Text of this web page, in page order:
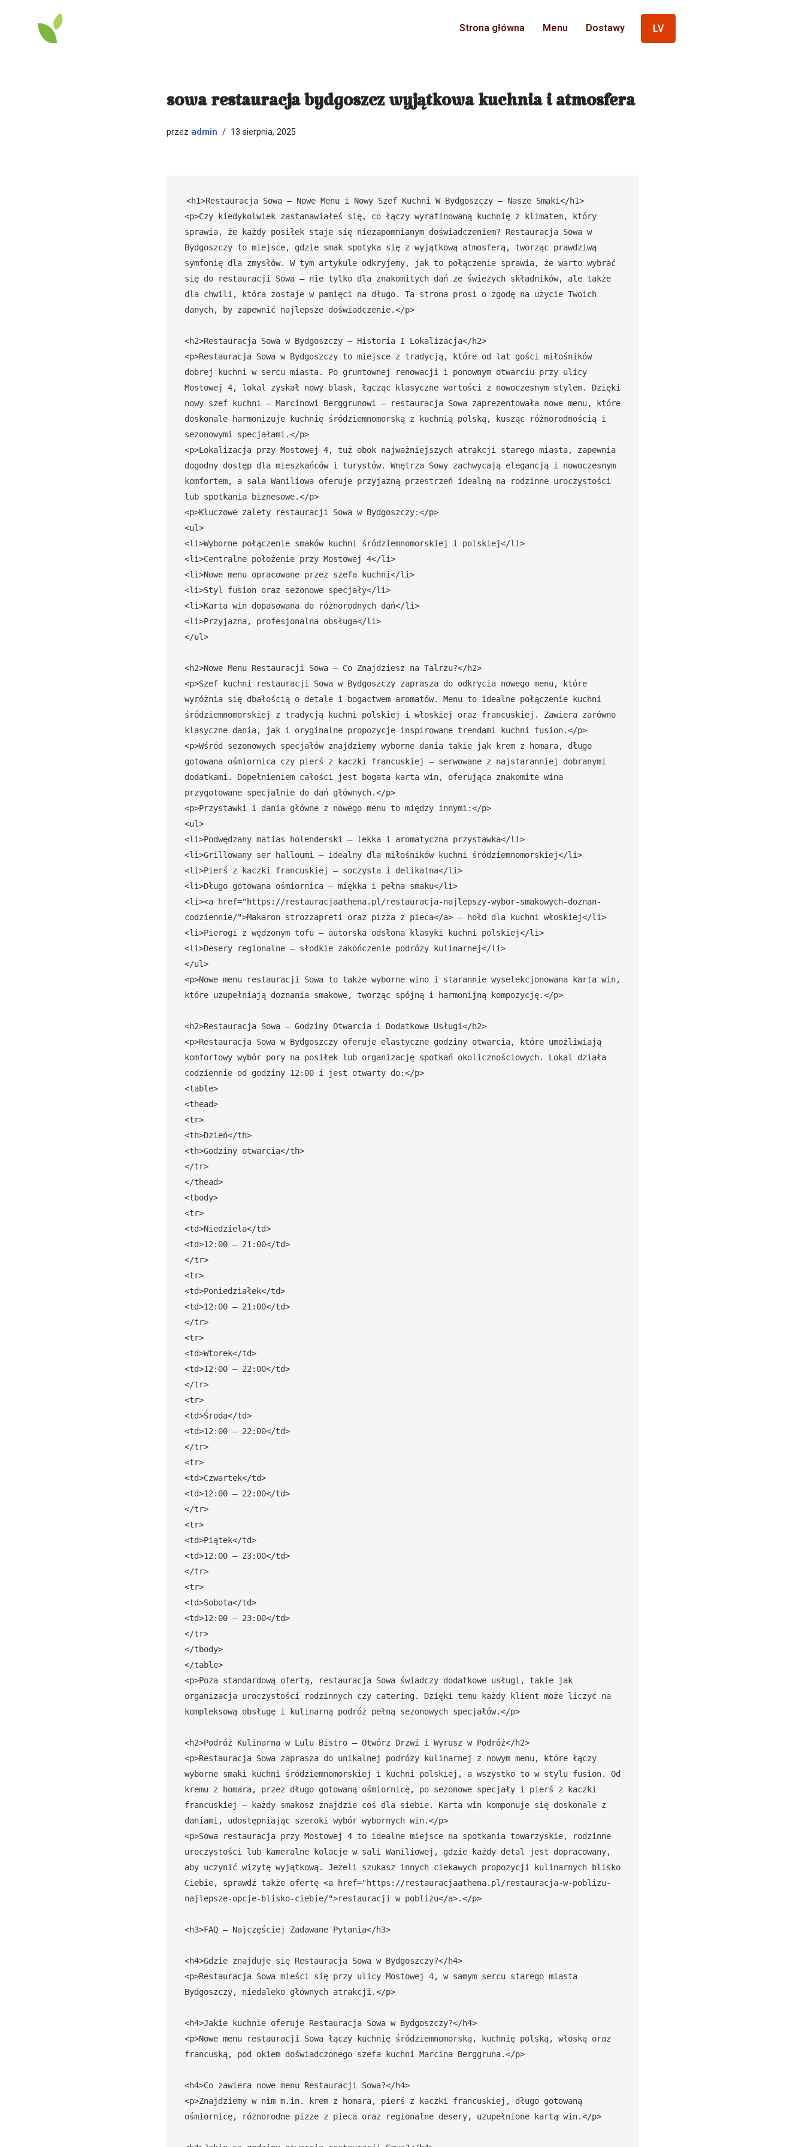
Przejdź
Strona główna Menu Dostawy LV
sowa restauracja bydgoszcz wyjątkowa kuchnia i atmosfera
przez admin 13 sierpnia, 2025
<h1>Restauracja Sowa – Nowe Menu i Nowy Szef Kuchni W Bydgoszczy – Nasze Smaki</h1>
<p>Czy kiedykolwiek zastanawiałeś się, co łączy wyrafinowaną kuchnię z klimatem, który
sprawia, że każdy posiłek staje się niezapomnianym doświadczeniem? Restauracja Sowa w
Bydgoszczy to miejsce, gdzie smak spotyka się z wyjątkową atmosferą, tworząc prawdziwą
symfonię dla zmysłów. W tym artykule odkryjemy, jak to połączenie sprawia, że warto wybrać
się do restauracji Sowa – nie tylko dla znakomitych dań ze świeżych składników, ale także
dla chwili, która zostaje w pamięci na długo. Ta strona prosi o zgodę na użycie Twoich
danych, by zapewnić najlepsze doświadczenie.</p>
<h2>Restauracja Sowa w Bydgoszczy – Historia I Lokalizacja</h2>
<p>Restauracja Sowa w Bydgoszczy to miejsce z tradycją, które od lat gości miłośników
dobrej kuchni w sercu miasta. Po gruntownej renowacji i ponownym otwarciu przy ulicy
Mostowej 4, lokal zyskał nowy blask, łącząc klasyczne wartości z nowoczesnym stylem. Dzięki
nowy szef kuchni – Marcinowi Berggrunowi – restauracja Sowa zaprezentowała nowe menu, które
doskonale harmonizuje kuchnię śródziemnomorską z kuchnią polską, kusząc różnorodnością i
sezonowymi specjałami.</p>
<p>Lokalizacja przy Mostowej 4, tuż obok najważniejszych atrakcji starego miasta, zapewnia
dogodny dostęp dla mieszkańców i turystów. Wnętrza Sowy zachwycają elegancją i nowoczesnym
komfortem, a sala Waniliowa oferuje przyjazną przestrzeń idealną na rodzinne uroczystości
lub spotkania biznesowe.</p>
<p>Kluczowe zalety restauracji Sowa w Bydgoszczy:</p>
<ul>
<li>Wyborne połączenie smaków kuchni śródziemnomorskiej i polskiej</li>
<li>Centralne położenie przy Mostowej 4</li>
<li>Nowe menu opracowane przez szefa kuchni</li>
<li>Styl fusion oraz sezonowe specjały</li>
<li>Karta win dopasowana do różnorodnych dań</li>
<li>Przyjazna, profesjonalna obsługa</li>
</ul>
<h2>Nowe Menu Restauracji Sowa – Co Znajdziesz na Talrzu?</h2>
<p>Szef kuchni restauracji Sowa w Bydgoszczy zaprasza do odkrycia nowego menu, które
wyróżnia się dbałością o detale i bogactwem aromatów. Menu to idealne połączenie kuchni
śródziemnomorskiej z tradycją kuchni polskiej i włoskiej oraz francuskiej. Zawiera zarówno
klasyczne dania, jak i oryginalne propozycje inspirowane trendami kuchni fusion.</p>
<p>Wśród sezonowych specjałów znajdziemy wyborne dania takie jak krem z homara, długo
gotowana ośmiornica czy pierś z kaczki francuskiej – serwowane z najstaranniej dobranymi
dodatkami. Dopełnieniem całości jest bogata karta win, oferująca znakomite wina
przygotowane specjalnie do dań głównych.</p>
<p>Przystawki i dania główne z nowego menu to między innymi:</p>
<ul>
<li>Podwędzany matias holenderski – lekka i aromatyczna przystawka</li>
<li>Grillowany ser halloumi – idealny dla miłośników kuchni śródziemnomorskiej</li>
<li>Pierś z kaczki francuskiej – soczysta i delikatna</li>
<li>Długo gotowana ośmiornica – miękka i pełna smaku</li>
<li><a href="https://restauracjaathena.pl/restauracja-najlepszy-wybor-smakowych-doznan-
codziennie/">Makaron strozzapreti oraz pizza z pieca</a> – hołd dla kuchni włoskiej</li>
<li>Pierogi z wędzonym tofu – autorska odsłona klasyki kuchni polskiej</li>
<li>Desery regionalne – słodkie zakończenie podróży kulinarnej</li>
</ul>
<p>Nowe menu restauracji Sowa to także wyborne wino i starannie wyselekcjonowana karta win,
które uzupełniają doznania smakowe, tworząc spójną i harmonijną kompozycję.</p>
<h2>Restauracja Sowa – Godziny Otwarcia i Dodatkowe Usługi</h2>
<p>Restauracja Sowa w Bydgoszczy oferuje elastyczne godziny otwarcia, które umożliwiają
komfortowy wybór pory na posiłek lub organizację spotkań okolicznościowych. Lokal działa
codziennie od godziny 12:00 i jest otwarty do:</p>
<table>
<thead>
<tr>
<th>Dzień</th>
<th>Godziny otwarcia</th>
</tr>
</thead>
<tbody>
<tr>
<td>Niedziela</td>
<td>12:00 – 21:00</td>
</tr>
<tr>
<td>Poniedziałek</td>
<td>12:00 – 21:00</td>
</tr>
<tr>
<td>Wtorek</td>
<td>12:00 – 22:00</td>
</tr>
<tr>
<td>Środa</td>
<td>12:00 – 22:00</td>
</tr>
<tr>
<td>Czwartek</td>
<td>12:00 – 22:00</td>
</tr>
<tr>
<td>Piątek</td>
<td>12:00 – 23:00</td>
</tr>
<tr>
<td>Sobota</td>
<td>12:00 – 23:00</td>
</tr>
</tbody>
</table>
<p>Poza standardową ofertą, restauracja Sowa świadczy dodatkowe usługi, takie jak
organizacja uroczystości rodzinnych czy catering. Dzięki temu każdy klient może liczyć na
kompleksową obsługę i kulinarną podróż pełną sezonowych specjałów.</p>
<h2>Podróż Kulinarna w Lulu Bistro – Otwórz Drzwi i Wyrusz w Podróż</h2>
<p>Restauracja Sowa zaprasza do unikalnej podróży kulinarnej z nowym menu, które łączy
wyborne smaki kuchni śródziemnomorskiej i kuchni polskiej, a wszystko to w stylu fusion. Od
kremu z homara, przez długo gotowaną ośmiornicę, po sezonowe specjały i pierś z kaczki
francuskiej – każdy smakosz znajdzie coś dla siebie. Karta win komponuje się doskonale z
daniami, udostępniając szeroki wybór wybornych win.</p>
<p>Sowa restauracja przy Mostowej 4 to idealne miejsce na spotkania towarzyskie, rodzinne
uroczystości lub kameralne kolacje w sali Waniliowej, gdzie każdy detal jest dopracowany,
aby uczynić wizytę wyjątkową. Jeżeli szukasz innych ciekawych propozycji kulinarnych blisko
Ciebie, sprawdź także ofertę <a href="https://restauracjaathena.pl/restauracja-w-poblizu-
najlepsze-opcje-blisko-ciebie/">restauracji w pobliżu</a>.</p>
<h3>FAQ – Najczęściej Zadawane Pytania</h3>
<h4>Gdzie znajduje się Restauracja Sowa w Bydgoszczy?</h4>
<p>Restauracja Sowa mieści się przy ulicy Mostowej 4, w samym sercu starego miasta
Bydgoszczy, niedaleko głównych atrakcji.</p>
<h4>Jakie kuchnie oferuje Restauracja Sowa w Bydgoszczy?</h4>
<p>Nowe menu restauracji Sowa łączy kuchnię śródziemnomorską, kuchnię polską, włoską oraz
francuską, pod okiem doświadczonego szefa kuchni Marcina Berggruna.</p>
<h4>Co zawiera nowe menu Restauracji Sowa?</h4>
<p>Znajdziemy w nim m.in. krem z homara, pierś z kaczki francuskiej, długo gotowaną
ośmiornicę, różnorodne pizze z pieca oraz regionalne desery, uzupełnione kartą win.</p>